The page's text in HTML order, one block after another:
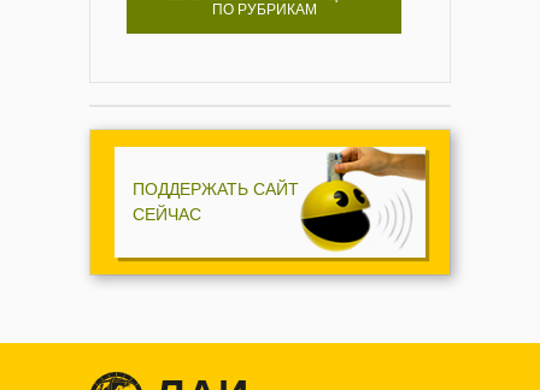
ПО РУБРИКАМ
ПОДДЕРЖАТЬ САЙТ
СЕЙЧАС